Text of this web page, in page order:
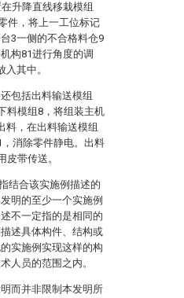
升降直线移栽模组
件，将上一工位标记
3一侧的不合格料仓9
构81进行角度的调
其中。
包括出料输送模组
料模组8，将组装主机
料，在出料输送模组
消除零件静电。出料
带传送。
结合该实施例描述的
明的至少一个实施例
不一定指的是相同的
述具体构件、结构或
实施例实现这样的构
人员的范围之内。
而并非限制本发明所